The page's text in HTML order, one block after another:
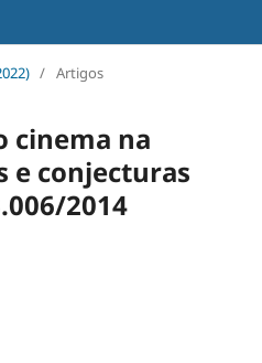
/ Artigos
cinema na
e conjecturas
2014